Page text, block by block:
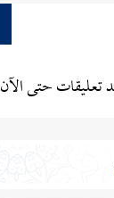
تعليقات حتى الآن